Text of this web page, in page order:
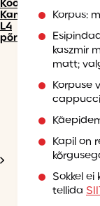
Köögimööbel
Kammono
L4
põrandakapid
Korpus:
kaszmir
matt;
Korpuse
Kapil on
Sokkel ei
tellida